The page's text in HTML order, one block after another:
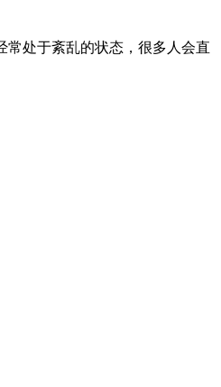
常处于紊乱的状态，很多人会直